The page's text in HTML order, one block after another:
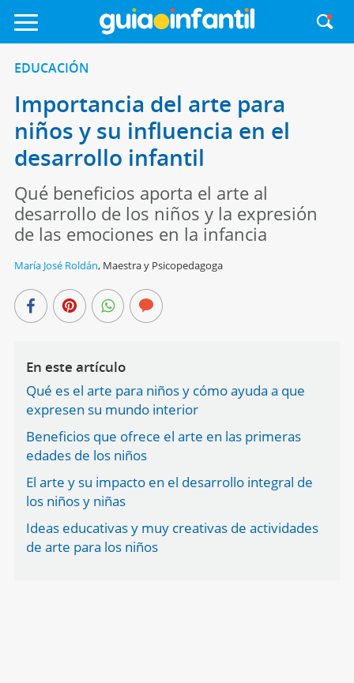
EDUCACIÓN
Importancia del arte para
niños y su influencia en el
desarrollo infantil
Qué beneficios aporta el arte al
desarrollo de los niños y la expresión
de las emociones en la infancia
María José Roldán, Maestra y Psicopedagoga
En este artículo
Qué es el arte para niños y cómo ayuda a que
expresen su mundo interior
Beneficios que ofrece el arte en las primeras
edades de los niños
El arte y su impacto en el desarrollo integral de
los niños y niñas
Ideas educativas y muy creativas de actividades
de arte para los niños